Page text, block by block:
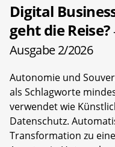
Digital
geht die Reise?
Ausgabe 2/2026
Autonomie und
als Schlagworte
verwendet wie
Datenschutz.
Transformation zu